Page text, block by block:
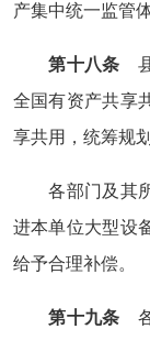
产集中统一监管体
第十八条
全国有资产共享
享共用，统筹规
各部门及其
进本单位大型设
给予合理补偿。
第十九条